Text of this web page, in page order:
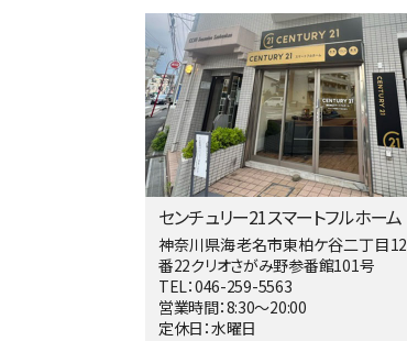
淵野辺駅
歩17分
南側道路に面しており日当たり良好。 キ
ッチンから…
第5位
3,680万円
4ＬＤＫ
橋本駅
バ19分・歩8分
開放感があり日当たり良好な南西・北西角
地区画。 …
第6位
3,680万円
センチュリー21スマートフルホーム
神奈川県海老名市東柏ケ谷二丁目12
番22クリオさがみ野参番館101号
TEL：046-259-5563
営業時間：8:30～20:00
定休日：水曜日